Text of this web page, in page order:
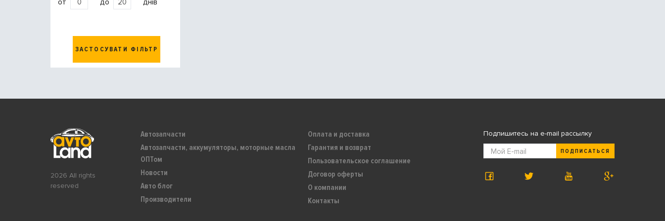
ЗАСТОСУВАТИ ФІЛЬТР
2026 All rights
reserved
Автозапчасти
Автозапчасти, аккумуляторы, моторные масла
ОПТом
Новости
Авто блог
Производители
Оплата и доставка
Гарантия и возврат
Пользовательское соглашение
Договор оферты
О компании
Контакты
Подпишитесь на e-mail рассылку
ПОДПИСАТЬСЯ